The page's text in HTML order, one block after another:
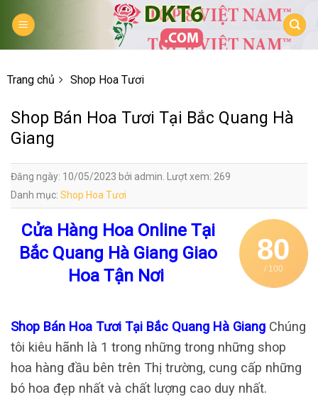
Trang chủ Shop Hoa Tươi
Shop Bán Hoa Tươi Tại Bắc Quang Hà
Giang
Đăng ngày: 10/05/2023 bởi admin. Lượt xem: 269
Danh mục: Shop Hoa Tươi
80
/ 100
Cửa Hàng Hoa Online Tại
Bắc Quang Hà Giang Giao
Hoa Tận Nơi
Shop Bán Hoa Tươi Tại Bắc Quang Hà Giang Chúng
tôi kiêu hãnh là 1 trong những trong những shop
hoa hàng đầu bên trên Thị trường, cung cấp những
bó hoa đẹp nhất và chất lượng cao duy nhất.